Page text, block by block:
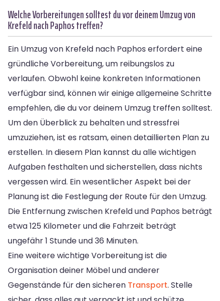
Welche Vorbereitungen solltest du vor deinem Umzug von
Krefeld nach Paphos treffen?
Ein Umzug von Krefeld nach Paphos erfordert eine
gründliche Vorbereitung, um reibungslos zu
verlaufen. Obwohl keine konkreten Informationen
verfügbar sind, können wir einige allgemeine Schritte
empfehlen, die du vor deinem Umzug treffen solltest.
Um den Überblick zu behalten und stressfrei
umzuziehen, ist es ratsam, einen detaillierten Plan zu
erstellen. In diesem Plan kannst du alle wichtigen
Aufgaben festhalten und sicherstellen, dass nichts
vergessen wird. Ein wesentlicher Aspekt bei der
Planung ist die Festlegung der Route für den Umzug.
Die Entfernung zwischen Krefeld und Paphos beträgt
etwa 125 Kilometer und die Fahrzeit beträgt
ungefähr 1 Stunde und 36 Minuten.
Eine weitere wichtige Vorbereitung ist die
Organisation deiner Möbel und anderer
Gegenstände für den sicheren Transport. Stelle